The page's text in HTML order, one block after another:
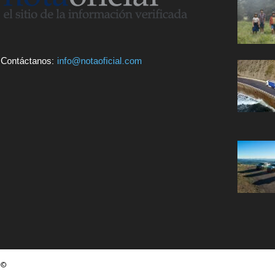
Contáctanos: info@notaoficial.com
©